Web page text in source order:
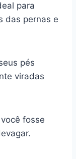
para
das pernas e
pés
viradas
fosse